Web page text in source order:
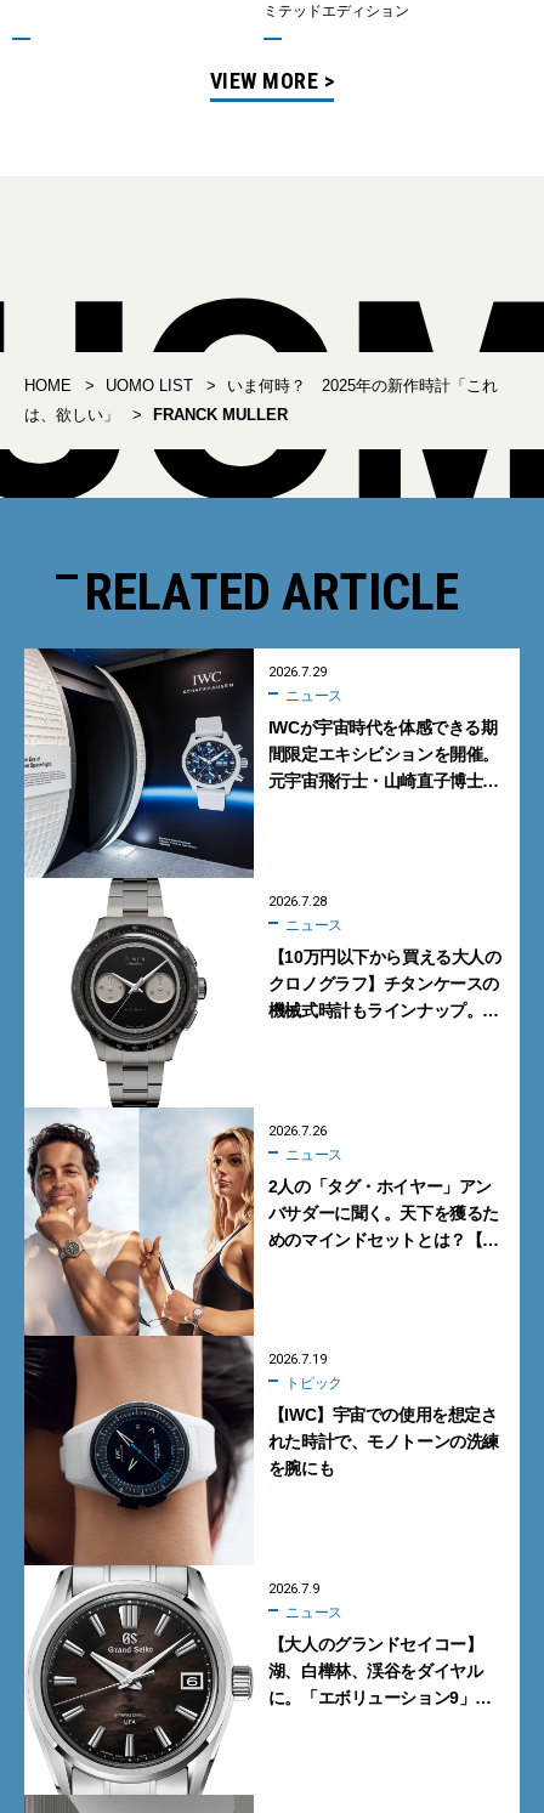
ミテッドエディション
VIEW MORE >
HOME UOMO LIST
いま何時？ 2025年の新作時計「これ
は、欲しい」
FRANCK MULLER
RELATED ARTICLE
2026.7.29
ニュース
IWCが宇宙時代を体感できる期
間限定エキシビションを開催。
元宇宙飛行士・山崎直子博士に
2026.7.28
ニュース
【10万円以下から買える大人の
クロノグラフ】チタンケースの
機械式時計もラインナップ。タ
2026.7.26
ニュース
2人の「タグ・ホイヤー」アン
バサダーに聞く。天下を獲るた
めのマインドセットとは？【イ
2026.7.19
トピック
【IWC】宇宙での使用を想定さ
れた時計で、モノトーンの洗練
を腕にも
2026.7.9
ニュース
【大人のグランドセイコー】
湖、白樺林、渓谷をダイヤル
に。「エボリューション9」の